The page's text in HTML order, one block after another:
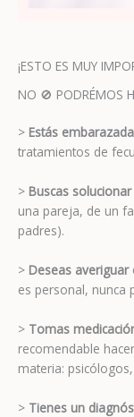
¡ESTO ES MUY
NO 🚫 PODRÉMOS
> Estás embarazada
tratamientos de
> Buscas
una pareja, de un
padres).
> Deseas
es personal, nunca
> Tomas
recomendable
materia:
> Tienes un